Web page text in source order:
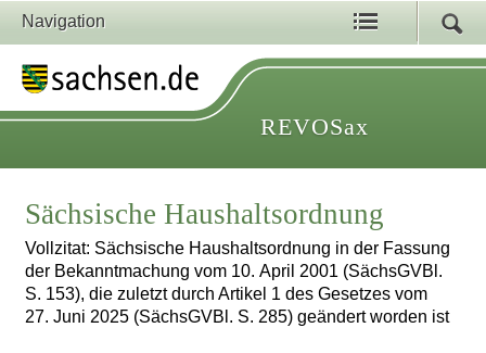
Navigation
REVOSax
Sächsische Haushaltsordnung
Vollzitat: Sächsische Haushaltsordnung in der Fassung
der Bekanntmachung vom 10. April 2001 (SächsGVBl.
S. 153), die zuletzt durch Artikel 1 des Gesetzes vom
27. Juni 2025 (SächsGVBl. S. 285) geändert worden ist